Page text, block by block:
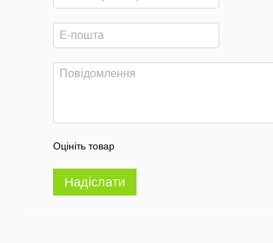
Оцініть товар
Надіслати